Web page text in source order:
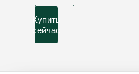
Купить
сейчас